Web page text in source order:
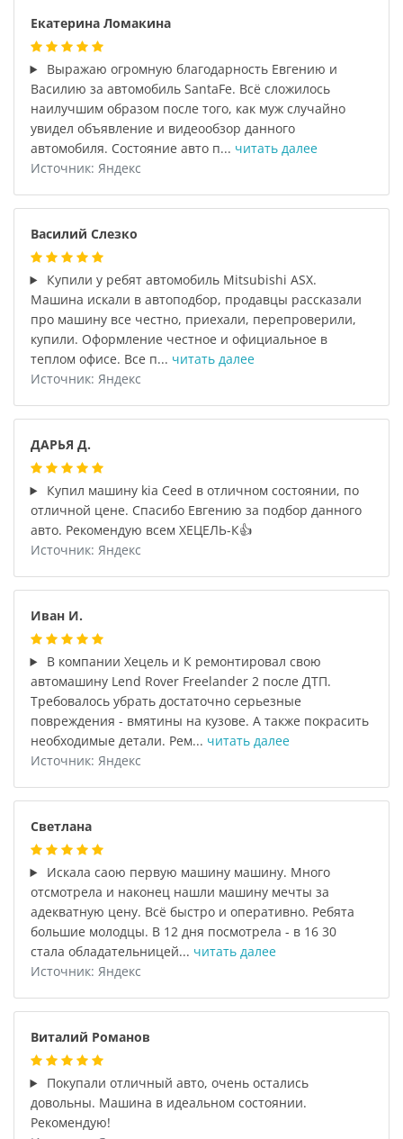
Екатерина Ломакина
Выражаю огромную благодарность Евгению и
Василию за автомобиль SantaFe. Всё сложилось
наилучшим образом после того, как муж случайно
увидел объявление и видеообзор данного
автомобиля. Состояние авто п... читать далее
Источник: Яндекс
Василий Слезко
Купили у ребят автомобиль Mitsubishi ASX.
Машина искали в автоподбор, продавцы рассказали
про машину все честно, приехали, перепроверили,
купили. Оформление честное и официальное в
теплом офисе. Все п... читать далее
Источник: Яндекс
ДАРЬЯ Д.
Купил машину kia Ceed в отличном состоянии, по
отличной цене. Спасибо Евгению за подбор данного
авто. Рекомендую всем ХЕЦЕЛЬ-К👍
Источник: Яндекс
Иван И.
В компании Хецель и К ремонтировал свою
автомашину Lend Rover Freelander 2 после ДТП.
Требовалось убрать достаточно серьезные
повреждения - вмятины на кузове. А также покрасить
необходимые детали. Рем... читать далее
Источник: Яндекс
Светлана
Искала саою первую машину машину. Много
отсмотрела и наконец нашли машину мечты за
адекватную цену. Всё быстро и оперативно. Ребята
большие молодцы. В 12 дня посмотрела - в 16 30
стала обладательницей... читать далее
Источник: Яндекс
Виталий Романов
Покупали отличный авто, очень остались
довольны. Машина в идеальном состоянии.
Рекомендую!